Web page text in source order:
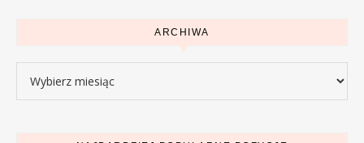
ARCHIWA